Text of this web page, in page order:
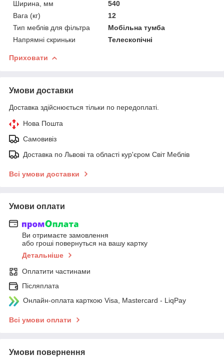
Ширина, мм
540
Вага (кг)
12
Тип меблів для фільтра
Мобільна тумба
Напрямні скриньки
Телескопічні
Приховати
Умови доставки
Доставка здійснюється тільки по передоплаті.
Нова Пошта
Самовивіз
Доставка по Львові та області кур'єром Світ Меблів
Всі умови доставки
Умови оплати
Ви отримаєте замовлення
або гроші повернуться на вашу картку
Детальніше
Оплатити частинами
Післяплата
Онлайн-оплата карткою Visa, Mastercard - LiqPay
Всі умови оплати
Умови повернення